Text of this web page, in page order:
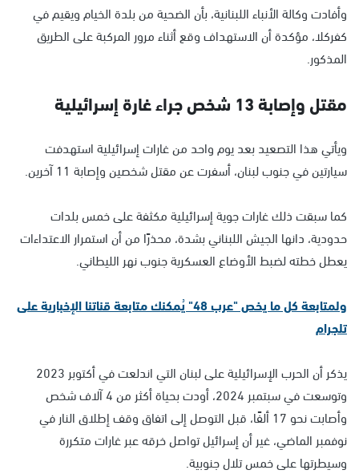
وأفادت وكالة الأنباء اللبنانية، بأن الضحية من بلدة الخيام ويقيم في
كفركلا، مؤكدة أن الاستهداف وقع أثناء مرور المركبة على الطريق
المذكور.
مقتل وإصابة 13 شخص جراء غارة إسرائيلية
ويأتي هذا التصعيد بعد يوم واحد من غارات إسرائيلية استهدفت
سيارتين في جنوب لبنان، أسفرت عن مقتل شخصين وإصابة 11 آخرين.
كما سبقت ذلك غارات جوية إسرائيلية مكثفة على خمس بلدات
حدودية، دانها الجيش اللبناني بشدة، محذرًا من أن استمرار الاعتداءات
يعطل خطته لضبط الأوضاع العسكرية جنوب نهر الليطاني.
ولمتابعة كل ما يخص "عرب 48" يُمكنك متابعة قناتنا الإخبارية على
تلجرام
يذكر أن الحرب الإسرائيلية على لبنان التي اندلعت في أكتوبر 2023
وتوسعت في سبتمبر 2024، أودت بحياة أكثر من 4 آلاف شخص
وأصابت نحو 17 ألفًا، قبل التوصل إلى اتفاق وقف إطلاق النار في
نوفمبر الماضي، غير أن إسرائيل تواصل خرقه عبر غارات متكررة
وسيطرتها على خمس تلال جنوبية.